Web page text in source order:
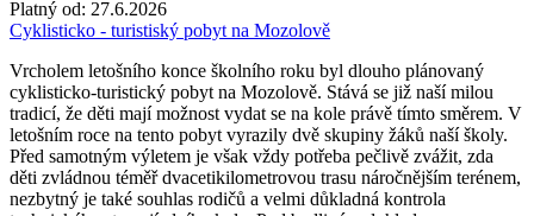
Platný od: 27.6.2026
Cyklisticko - turistiský pobyt na Mozolově
Vrcholem letošního konce školního roku byl dlouho plánovaný
cyklisticko-turistický pobyt na Mozolově. Stává se již naší milou
tradicí, že děti mají možnost vydat se na kole právě tímto směrem. V
letošním roce na tento pobyt vyrazily dvě skupiny žáků naší školy.
Před samotným výletem je však vždy potřeba pečlivě zvážit, zda
děti zvládnou téměř dvacetikilometrovou trasu náročnějším terénem,
nezbytný je také souhlas rodičů a velmi důkladná kontrola